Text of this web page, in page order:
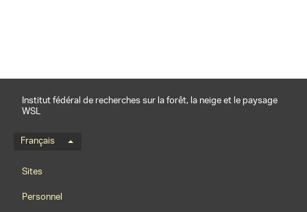
Institut fédéral de recherches sur la forêt, la neige et le paysage
WSL
Menu de langue
Français
Footernavigation
Sites
Personnel